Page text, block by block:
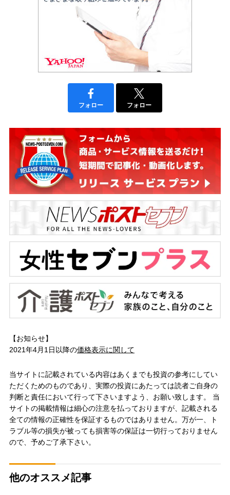
フォロー フォロー
【お知らせ】
2021年4月1日以降の価格表示に関して
当サイトに記載されている内容はあくまでも投資の参考にしてい
ただくためのものであり、実際の投資にあたっては読者ご自身の
判断と責任において行って下さいますよう、お願い致します。 当
サイトの掲載情報は細心の注意を払っておりますが、記載される
全ての情報の正確性を保証するものではありません。万が一、ト
ラブル等の損失が被っても損害等の保証は一切行っておりません
ので、予めご了承下さい。
他のオススメ記事